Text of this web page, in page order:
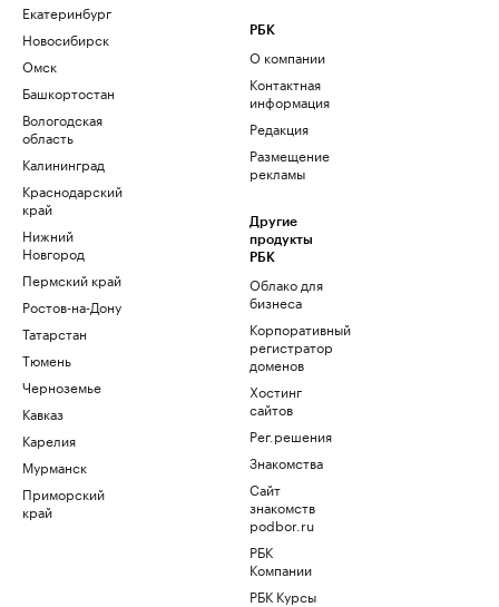
Екатеринбург
Новосибирск
Омск
Башкортостан
Вологодская
область
Калининград
Краснодарский
край
Нижний
Новгород
Пермский край
Ростов-на-Дону
Татарстан
Тюмень
Черноземье
Кавказ
Карелия
Мурманск
Приморский
край
РБК
О компании
Контактная
информация
Редакция
Размещение
рекламы
Другие
продукты
РБК
Облако для
бизнеса
Корпоративный
регистратор
доменов
Хостинг
сайтов
Рег.решения
Знакомства
Сайт
знакомств
podbor.ru
РБК
Компании
РБК Курсы